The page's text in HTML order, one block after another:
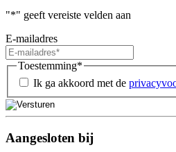
"*" geeft vereiste velden aan
E-mailadres
Toestemming*
Ik ga akkoord met de
Aangesloten bij